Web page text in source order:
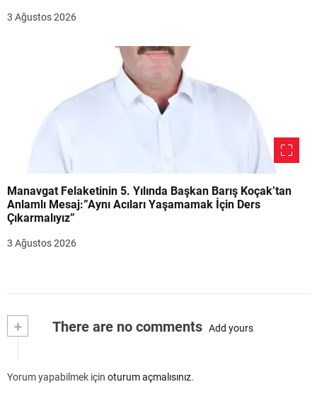
3 Ağustos 2026
Manavgat Felaketinin 5. Yılında Başkan Barış Koçak’tan
Anlamlı Mesaj:”Aynı Acıları Yaşamamak İçin Ders
Çıkarmalıyız”
3 Ağustos 2026
+ There are no comments Add yours
Yorum yapabilmek için oturum açmalısınız.